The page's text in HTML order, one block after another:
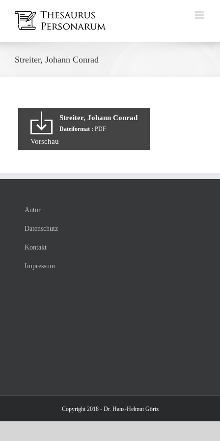
Inhalt
springen
Streiter, Johann Conrad
Streiter, Johann Conrad
Dateiformat : PDF
Vorschau
Autor
Datenschutz
Kontakt
Impressum
Copyright 2018 - Dr. Hans-Helmut Görtz